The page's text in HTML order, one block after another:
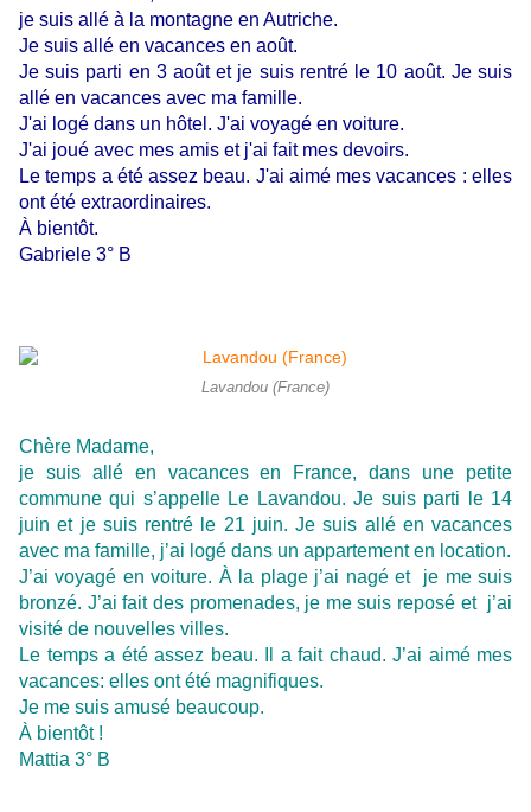
je suis allé à la montagne en Autriche.
Je suis allé en vacances en août.
Je suis parti en 3 août et je suis rentré le 10 août. Je suis
allé en vacances avec ma famille.
J'ai logé dans un hôtel. J'ai voyagé en voiture.
J'ai joué avec mes amis et j'ai fait mes devoirs.
Le temps a été assez beau. J'ai aimé mes vacances : elles
ont été extraordinaires.
À bientôt.
Gabriele 3° B
Lavandou (France)
Chère Madame,
je suis allé en vacances en France, dans une petite
commune qui s’appelle Le Lavandou. Je suis parti le 14
juin et je suis rentré le 21 juin. Je suis allé en vacances
avec ma famille, j’ai logé dans un appartement en location.
J’ai voyagé en voiture. À la plage j’ai nagé et je me suis
bronzé. J’ai fait des promenades, je me suis reposé et j’ai
visité de nouvelles villes.
Le temps a été assez beau. Il a fait chaud. J’ai aimé mes
vacances: elles ont été magnifiques.
Je me suis amusé beaucoup.
À bientôt !
Mattia 3° B